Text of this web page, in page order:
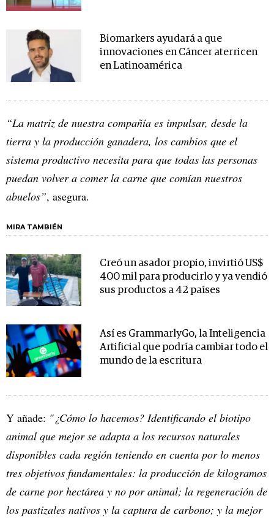
Biomarkers ayudará a que
innovaciones en Cáncer aterricen
en Latinoamérica
“La matriz de nuestra compañía es impulsar, desde la
tierra y la producción ganadera, los cambios que el
sistema productivo necesita para que todas las personas
puedan volver a comer la carne que comían nuestros
abuelos”, asegura.
MIRA TAMBIÉN
Creó un asador propio, invirtió US$
400 mil para producirlo y ya vendió
sus productos a 42 países
Así es GrammarlyGo, la Inteligencia
Artificial que podría cambiar todo el
mundo de la escritura
Y añade: "¿Cómo lo hacemos? Identificando el biotipo
animal que mejor se adapta a los recursos naturales
disponibles cada región teniendo en cuenta por lo menos
tres objetivos fundamentales: la producción de kilogramos
de carne por hectárea y no por animal; la regeneración de
los pastizales nativos y la captura de carbono; y la mejor